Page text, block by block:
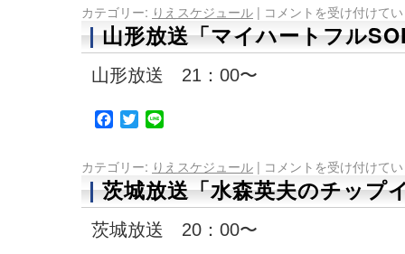
カテゴリー: りえスケジュール | コメントを受け付けて
山形放送「マイハートフル
山形放送 21：00〜
Facebook
Twitter
カテゴリー: りえスケジュール | コメントを受け付けて
茨城放送「水森英夫のチップ
茨城放送 20：00〜